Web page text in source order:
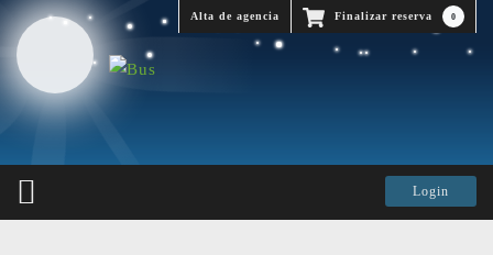
Finalizar reserva 0
Alta de agencia